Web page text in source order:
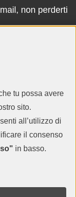
tu possa avere
sito.
all’utilizzo di
il consenso
in basso.
non perderti